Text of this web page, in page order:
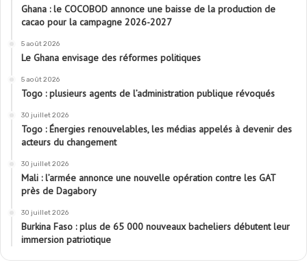
Ghana : le COCOBOD annonce une baisse de la production de
cacao pour la campagne 2026-2027
5 août 2026
Le Ghana envisage des réformes politiques
5 août 2026
Togo : plusieurs agents de l’administration publique révoqués
30 juillet 2026
Togo : Énergies renouvelables, les médias appelés à devenir des
acteurs du changement
30 juillet 2026
Mali : l’armée annonce une nouvelle opération contre les GAT
près de Dagabory
30 juillet 2026
Burkina Faso : plus de 65 000 nouveaux bacheliers débutent leur
immersion patriotique